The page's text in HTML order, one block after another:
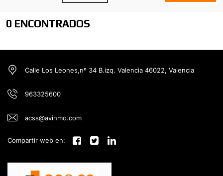
0 ENCONTRADOS
Calle Los Leones,nº 34 B.izq. Valencia 46022, Valencia
963325600
acss@avinmo.com
Compartir web en: